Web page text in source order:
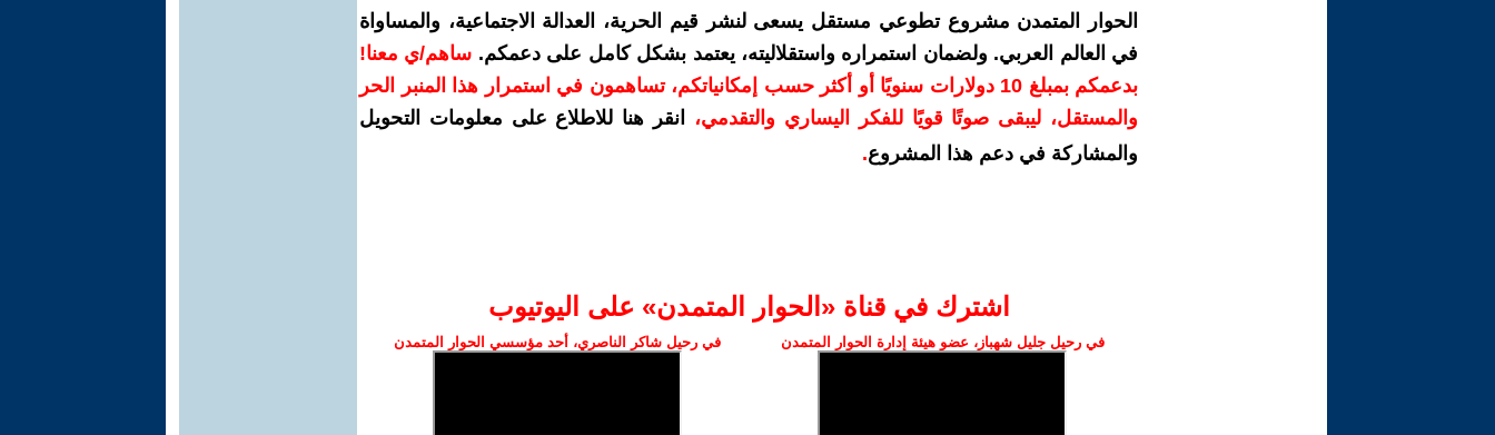
الحوار المتمدن مشروع تطوعي مستقل يسعى لنشر قيم الحرية، العدالة الاجتماعية، والمساواة
في العالم العربي. ولضمان استمراره واستقلاليته، يعتمد بشكل كامل على دعمكم. ساهم/ي معنا!
بدعمكم بمبلغ 10 دولارات سنويًا أو أكثر حسب إمكانياتكم، تساهمون في استمرار هذا المنبر الحر
والمستقل، ليبقى صوتًا قويًا للفكر اليساري والتقدمي،
انقر هنا للاطلاع على معلومات التحويل
والمشاركة في دعم هذا المشروع.
اشترك في قناة ‫«الحوار المتمدن» على اليوتيوب
في رحيل جليل شهباز، عضو هيئة إدارة الحوار المتمدن في رحيل شاكر الناصري، أحد مؤسسي الحوار المتمدن